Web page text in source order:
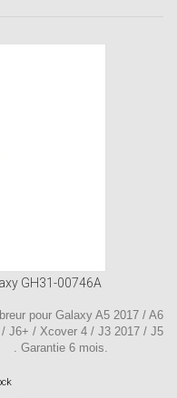
GH31-00746A
pour Galaxy A5 2017 / A6
J6+ / Xcover 4 / J3 2017 / J5
Garantie 6 mois.